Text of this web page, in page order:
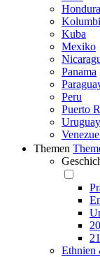
Kuba
Mexiko
Panama
Peru
Puerto
Uruguay
Themen
Ethnien